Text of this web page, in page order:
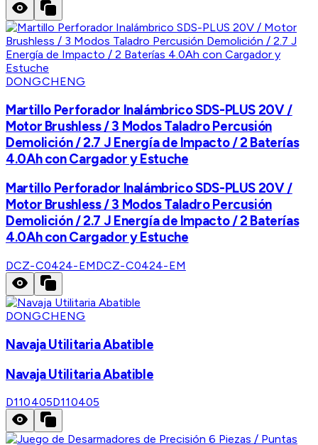
DONGCHENG
Martillo Perforador Inalámbrico SDS-PLUS 20V /
Motor Brushless / 3 Modos Taladro Percusión
Demolición / 2.7 J Energía de Impacto / 2 Baterías
4.0Ah con Cargador y Estuche
Martillo Perforador Inalámbrico SDS-PLUS 20V /
Motor Brushless / 3 Modos Taladro Percusión
Demolición / 2.7 J Energía de Impacto / 2 Baterías
4.0Ah con Cargador y Estuche
DCZ-C0424-EMDCZ-C0424-EM
DONGCHENG
Navaja Utilitaria Abatible
Navaja Utilitaria Abatible
D110405D110405